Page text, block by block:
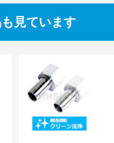
見ています